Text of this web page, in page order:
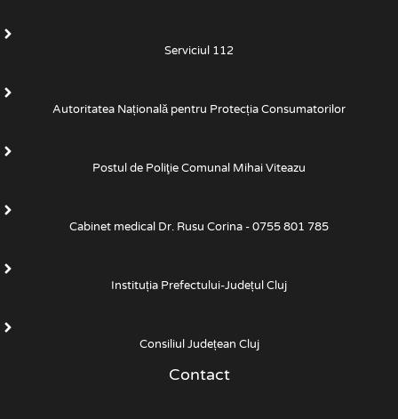
Serviciul 112
Autoritatea Națională pentru Protecția Consumatorilor
Postul de Poliţie Comunal Mihai Viteazu
Cabinet medical Dr. Rusu Corina - 0755 801 785
Instituția Prefectului-Județul Cluj
Consiliul Județean Cluj
Contact